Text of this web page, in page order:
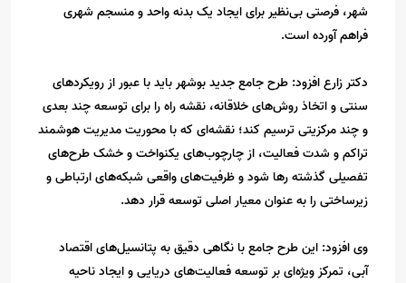
شهر، فرصتی بی‌نظیر برای ایجاد یک بدنه واحد و منسجم شهری
فراهم آورده است.
دکتر زارع افزود: طرح جامع جدید بوشهر باید با عبور از رویکردهای
سنتی و اتخاذ روش‌های خلاقانه، نقشه‌ راه را برای توسعه‌ چند بعدی
و چند مرکزیتی ترسیم کند؛ نقشه‌ای که با محوریت مدیریت هوشمند
تراکم و شدت فعالیت، از چارچوب‌های یکنواخت و خشک طرح‌های
تفصیلی گذشته رها شود و ظرفیت‌های واقعی شبکه‌های ارتباطی و
زیرساختی را به عنوان معیار اصلی توسعه قرار دهد.
وی افزود: این طرح جامع با نگاهی دقیق به پتانسیل‌های اقتصاد
آبی، تمرکز ویژه‌ای بر توسعه فعالیت‌های دریایی و ایجاد ناحیه